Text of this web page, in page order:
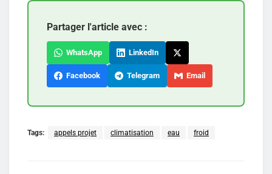
Partager l'article avec :
WhatsApp LinkedIn
Facebook Telegram Email
Tags: appels projet climatisation eau froid